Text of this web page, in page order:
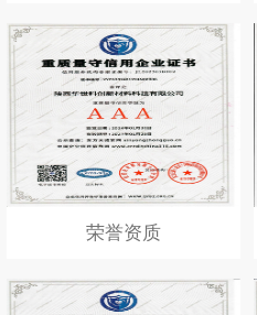
荣誉资质